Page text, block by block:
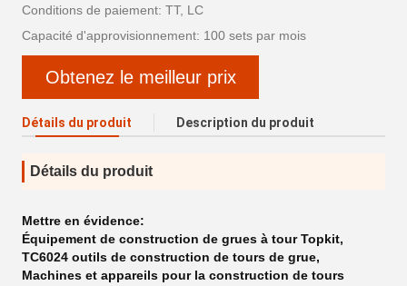
Conditions de paiement: TT, LC
Capacité d'approvisionnement: 100 sets par mois
Obtenez le meilleur prix
Détails du produit Description du produit
Détails du produit
Mettre en évidence:
Équipement de construction de grues à tour Topkit,
TC6024 outils de construction de tours de grue,
Machines et appareils pour la construction de tours